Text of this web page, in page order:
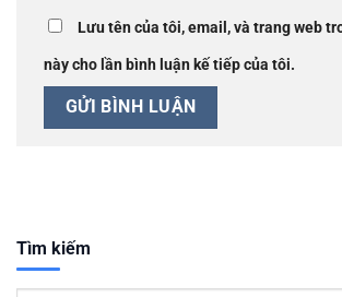
Lưu tên của tôi, email, và trang web
này cho lần bình luận kế tiếp của tôi.
Tìm kiếm